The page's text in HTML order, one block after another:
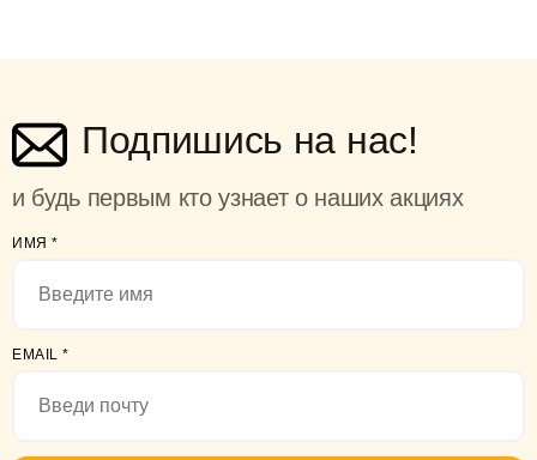
Подпишись на нас!
и будь первым кто узнает о наших акциях
ИМЯ *
EMAIL *